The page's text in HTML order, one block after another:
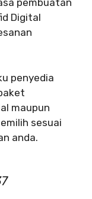
pembuatan
Digital
penyedia
maupun
sesuai
anda.